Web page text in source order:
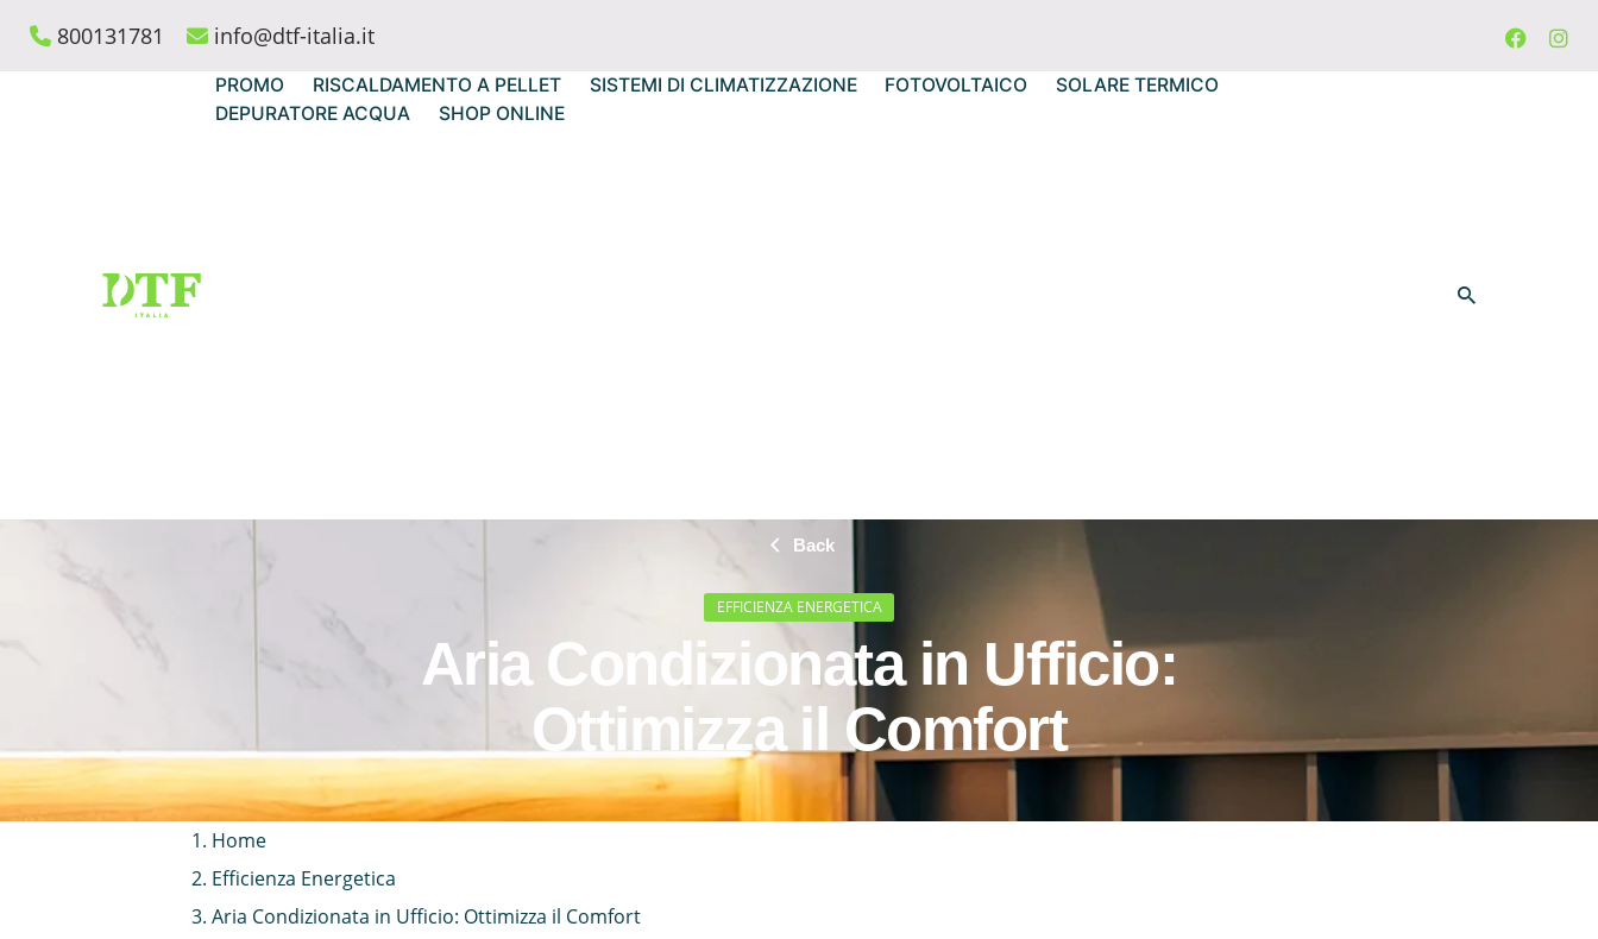
800131781 info@dtf-italia.it
PROMO RISCALDAMENTO A PELLET SISTEMI DI CLIMATIZZAZIONE FOTOVOLTAICO
SOLARE TERMICO
DEPURATORE ACQUA
SHOP ONLINE
Back
EFFICIENZA ENERGETICA
Aria Condizionata in Ufficio:
Ottimizza il Comfort
Home
Efficienza Energetica
Aria Condizionata in Ufficio: Ottimizza il Comfort